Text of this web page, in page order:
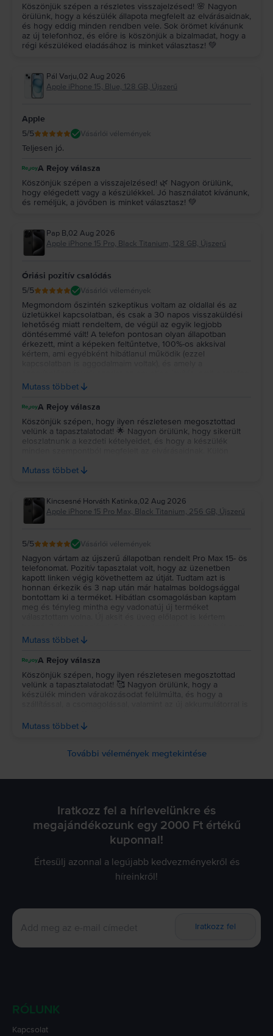
Köszönjük szépen a részletes visszajelzésed! 🌸 Nagyon
örülünk, hogy a készülék állapota megfelelt az elvárásaidnak,
és hogy eddig minden rendben vele. Sok örömet kívánunk
az új telefonhoz, és előre is köszönjük a bizalmadat, hogy a
régi készüléked eladásához is minket választasz! 💚
Pál Varju,02 Aug 2026
Apple iPhone 15, Blue, 128 GB, Újszerű
Apple
5/5 Vásárlói vélemények
Teljesen jó.
A Rejoy válasza
Köszönjük szépen a visszajelzésed! 🌿 Nagyon örülünk,
hogy elégedett vagy a készülékkel. Jó használatot kívánunk,
és reméljük, a jövőben is minket választasz! 💚
Pap B,02 Aug 2026
Apple iPhone 15 Pro, Black Titanium, 128 GB, Újszerű
Óriási pozitív csalódás
5/5 Vásárlói vélemények
Megmondom őszintén szkeptikus voltam az oldallal és az
üzletükkel kapcsolatban, és csak a 30 napos visszaküldési
lehetőség miatt rendeltem, de végül az egyik legjobb
döntésemmé vált! A telefon pontosan olyan állapotban
érkezett, mint a képeken feltűntetve, 100%-os akksival
kértem, ami egyébként hibátlanul működik (ezzel
valaha kapott! Bátran tudom és fogom is ajánlani ezt az oldalt
bárkinek, akinek megér egy kizárólag vakuval látható karc
130 ezer forint megtakarítást!
Mutass többet
A Rejoy válasza
Köszönjük szépen, hogy ilyen részletesen megosztottad
velünk a tapasztalatodat! 🌟 Nagyon örülünk, hogy sikerült
eloszlatnunk a kezdeti kételyeidet, és hogy a készülék
használatot kívánunk a telefonhoz! 💚
Mutass többet
Kincsesné Horváth Katinka,02 Aug 2026
Apple iPhone 15 Pro Max, Black Titanium, 256 GB, Újszerű
5/5 Vásárlói vélemények
Nagyon vártam az újszerű állapotban rendelt Pro Max 15- ös
telefonomat. Pozitív tapasztalat volt, hogy az üzenetben
kapott linken végig követhettem az útját. Tudtam azt is
honnan érkezik és 3 nap után már hatalmas boldogsággal
bontottam ki a terméket. Hibátlan csomagolásban kaptam
meg és tényleg mintha egy vadonatúj új terméket
találtam rajta,2 napja rajta lógok és most kell csak töltenem.
Nagyon elégedett vagyok, szuper terméket kaptam 3 havi
részletfizetéssel. Remélem sokáig hű társam lesz! Köszönöm
Rejoy! 😍
Mutass többet
A Rejoy válasza
Köszönjük szépen, hogy ilyen részletesen megosztottad
velünk a tapasztalatodat! 🥰 Nagyon örülünk, hogy a
készülék minden várakozásodat felülmúlta, és hogy a
szavaidat, jó használatot kívánunk az új telefonhoz, reméljük,
Mutass többet
További vélemények megtekintése
Iratkozz fel a hírlevelünkre és
megajándékozunk egy 2000 Ft értékű
kuponnal!
Értesülj azonnal a legújabb kedvezményekről és
híreinkről!
Iratkozz fel
RÓLUNK
Kapcsolat